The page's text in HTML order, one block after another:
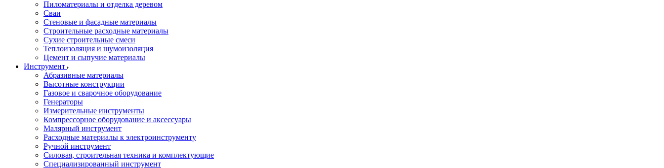
Пиломатериалы и отделка деревом
Сваи
Стеновые и фасадные материалы
Строительные расходные материалы
Сухие строительные смеси
Теплоизоляция и шумоизоляция
Цемент и сыпучие материалы
Инструмент
Абразивные материалы
Высотные конструкции
Газовое и сварочное оборудование
Генераторы
Измерительные инструменты
Компрессорное оборудование и аксессуары
Малярный инструмент
Расходные материалы к электроинструменту
Ручной инструмент
Силовая, строительная техника и комплектующие
Специализированный инструмент